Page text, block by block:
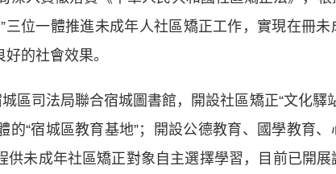
三位一體推進未成年人社區矯正工作，實現在冊未
的社會效果。
司法局聯合宿城圖書館，開設社區矯正“文化驛
“宿城區教育基地”；開設公德教育、國學教育、
供未成年社區矯正對象自主選擇學習，目前已開展